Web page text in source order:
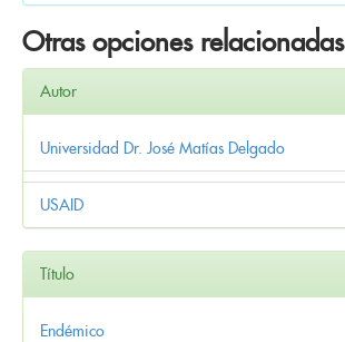
Otras opciones relacionadas
Autor
Universidad Dr. José Matías Delgado
USAID
Título
Endémico